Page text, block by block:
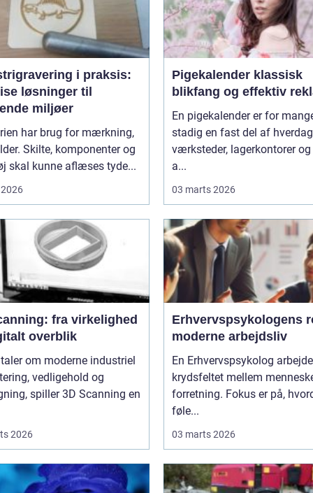
i praksis:
løsninger til
miljøer
har brug for mærkning,
Skilte, komponenter og
skal kunne aflæses tyde...
Pigekalender klassisk
blikfang og effektiv
En pigekalender er for
stadig en fast del af
værksteder, lagerkontorer
a...
03 marts 2026
fra virkelighed
overblik
om moderne industriel
vedligehold og
spiller 3D Scanning en
2026
Erhvervspsykologens
moderne arbejdsliv
En Erhvervspsykolog
krydsfeltet mellem
forretning. Fokus er på,
føle...
03 marts 2026